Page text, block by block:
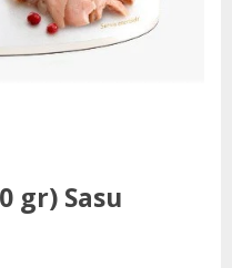
gr) Sasu